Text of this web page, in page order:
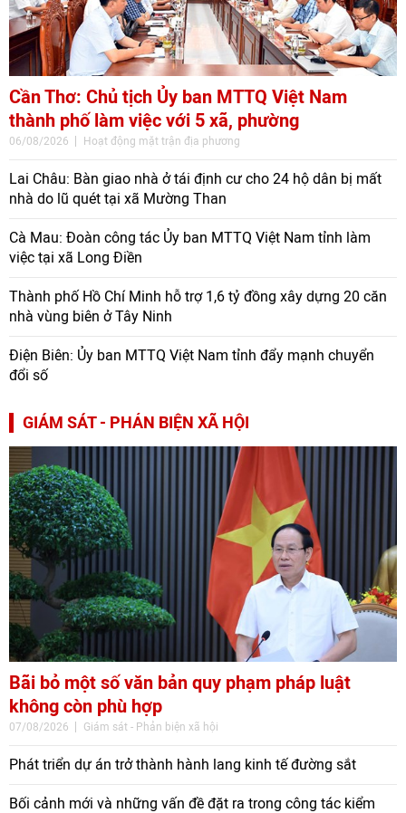
Cần Thơ: Chủ tịch Ủy ban MTTQ Việt Nam
thành phố làm việc với 5 xã, phường
06/08/2026 Hoạt động mặt trận địa phương
Lai Châu: Bàn giao nhà ở tái định cư cho 24 hộ dân bị mất
nhà do lũ quét tại xã Mường Than
Cà Mau: Đoàn công tác Ủy ban MTTQ Việt Nam tỉnh làm
việc tại xã Long Điền
Thành phố Hồ Chí Minh hỗ trợ 1,6 tỷ đồng xây dựng 20 căn
nhà vùng biên ở Tây Ninh
Điện Biên: Ủy ban MTTQ Việt Nam tỉnh đẩy mạnh chuyển
đổi số
GIÁM SÁT - PHẢN BIỆN XÃ HỘI
Bãi bỏ một số văn bản quy phạm pháp luật
không còn phù hợp
07/08/2026 Giám sát - Phản biện xã hội
Phát triển dự án trở thành hành lang kinh tế đường sắt
Bối cảnh mới và những vấn đề đặt ra trong công tác kiểm